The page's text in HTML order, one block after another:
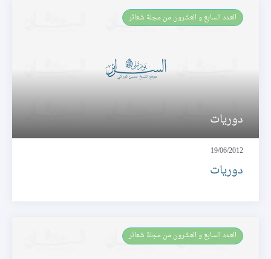
العـدد السابع و العشرون من مجلة شعائر
دوريات
19/06/2012
دوريات
العـدد السابع و العشرون من مجلة شعائر